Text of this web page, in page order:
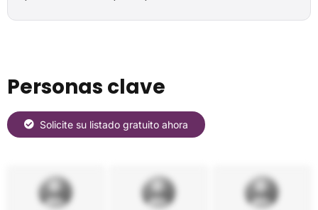
Personas clave
Solicite su listado gratuito ahora